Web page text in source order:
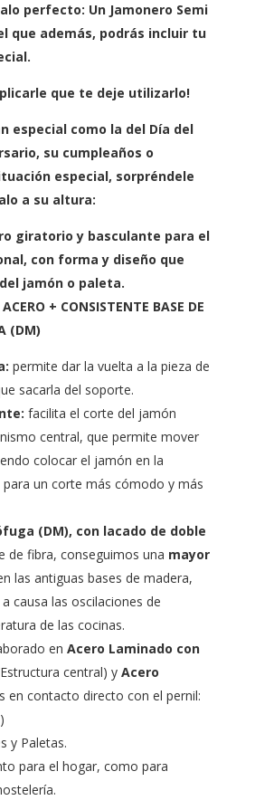
perfecto: Un Jamonero Semi
que además, podrás incluir tu
que te deje utilizarlo!
especial como la del Día del
su cumpleaños o
especial, sorpréndele
a su altura:
giratorio y basculante para el
con forma y diseño que
jamón o paleta.
+ CONSISTENTE BASE DE
(DM)
permite dar la vuelta a la pieza de
sacarla del soporte.
facilita el corte del jamón
central, que permite mover
colocar el jamón en la
un corte más cómodo y más
(DM), con lacado de doble
de fibra, conseguimos una mayor
las antiguas bases de madera,
causa las oscilaciones de
de las cocinas.
enAcero Laminado con
central) yAcero
en contacto directo con el pernil:
y Paletas.
para el hogar, como para